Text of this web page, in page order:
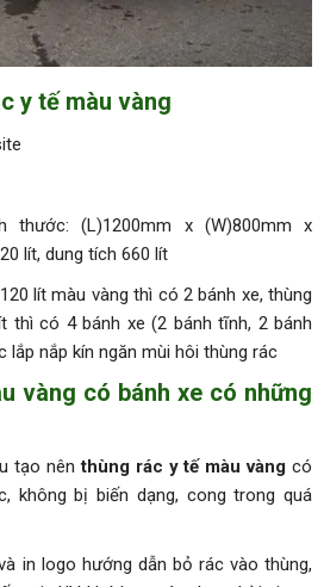
y tế màu vàng
thước: (L)1200mm x (W)800mm x
lít, dung tích 660 lít
lít màu vàng thì có 2 bánh xe, thùng
thì có 4 bánh xe (2 bánh tĩnh, 2 bánh
lắp nắp kín ngăn mùi hôi thùng rác
vàng có bánh xe có những
tạo nênthùng rác y tế màu vàng có
không bị biến dạng, cong trong quá
in logo hướng dẫn bỏ rác vào thùng,